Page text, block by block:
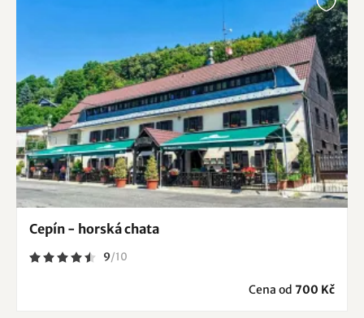
Cepín - horská chata
9/10
Cena od 700 Kč